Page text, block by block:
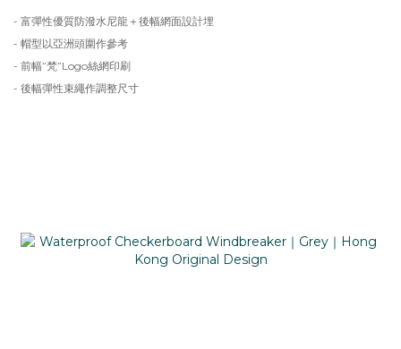
- 富彈性優質防潑水尼龍＋後幅網面設計埋
- 帽型以亞洲頭圍作參考
- 前幅”梵”Logo絲網印刷
- 後幅彈性束繩作調整尺寸